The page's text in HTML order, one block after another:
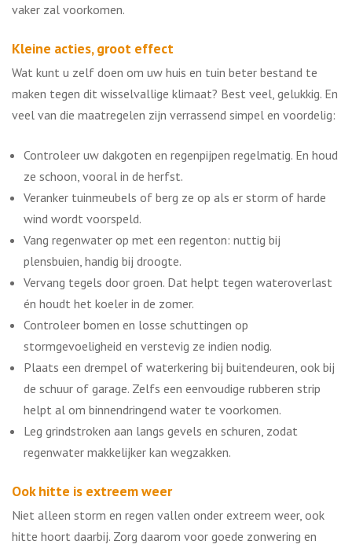
vaker zal voorkomen.
Kleine acties, groot effect
Wat kunt u zelf doen om uw huis en tuin beter bestand te
maken tegen dit wisselvallige klimaat? Best veel, gelukkig. En
veel van die maatregelen zijn verrassend simpel en voordelig:
Controleer uw dakgoten en regenpijpen regelmatig. En houd
ze schoon, vooral in de herfst.
Veranker tuinmeubels of berg ze op als er storm of harde
wind wordt voorspeld.
Vang regenwater op met een regenton: nuttig bij
plensbuien, handig bij droogte.
Vervang tegels door groen. Dat helpt tegen wateroverlast
én houdt het koeler in de zomer.
Controleer bomen en losse schuttingen op
stormgevoeligheid en verstevig ze indien nodig.
Plaats een drempel of waterkering bij buitendeuren, ook bij
de schuur of garage. Zelfs een eenvoudige rubberen strip
helpt al om binnendringend water te voorkomen.
Leg grindstroken aan langs gevels en schuren, zodat
regenwater makkelijker kan wegzakken.
Ook hitte is extreem weer
Niet alleen storm en regen vallen onder extreem weer, ook
hitte hoort daarbij. Zorg daarom voor goede zonwering en